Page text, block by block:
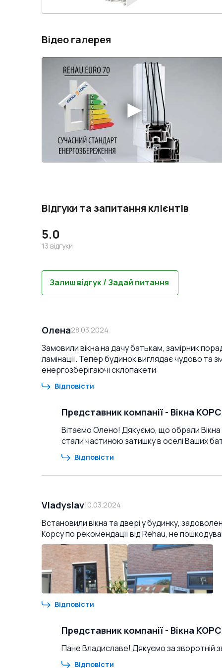
Відео галерея
Відгуки та запитання клієнтів
5.0
13 відгуки
Залиш відгук / Задай питання
Олена28.03.2024
Замовили вікна на дачу батькам, замірник
ламінації. Тепер будинок виглядає чудово та
енергозберігаючі склопакети
Відповісти
Представник компанії - Вікна
Вітаємо Олено! Дякуємо, що обрали Вікна
стали частиною затишку в оселі Ваших
Відповісти
Vladyslav10.03.2024
Встановили вікна та двері у будинку,
Корсу по рекомендації від Rehau, не
Відповісти
Представник компанії - Вікна
Пане Владиславе! Дякуємо за зворотній
Відповісти